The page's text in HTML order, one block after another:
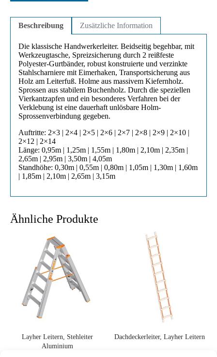
Beschreibung Zusätzliche Information
Die klassische Handwerkerleiter. Beidseitig begehbar, mit
Werkzeugtasche, Spreizsicherung durch 2 reißfeste
Polyester-Gurtbänder, robust konstruierte und verzinkte
Stahlscharniere mit Eimerhaken, Transportsicherung aus
Holz am Leiterfuß. Holme aus massivem Kiefernholz.
Sprossen aus stabilem Buchenholz. Durch die speziellen
Vierkantzapfen und ein besonderes Verfahren bei der
Verklebung ist eine dauerhaft unlösbare Holm-
Sprossenverbindung gegeben.
Auftritte: 2×3 | 2×4 | 2×5 | 2×6 | 2×7 | 2×8 | 2×9 | 2×10 |
2×12 | 2×14
Länge: 0,95m | 1,25m | 1,55m | 1,80m | 2,10m | 2,35m |
2,65m | 2,95m | 3,50m | 4,05m
Standhöhe: 0,30m | 0,55m | 0,80m | 1,05m | 1,30m | 1,60m
| 1,85m | 2,10m | 2,65m | 3,15m
Ähnliche Produkte
Layher Leitern, Stehleiter
Aluminium
Dachdeckerleiter, Layher Leitern